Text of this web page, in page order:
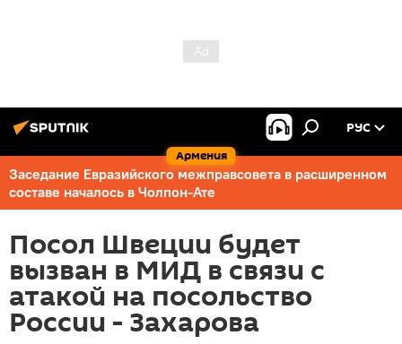
Армения
РУС
Заседание Евразийского межправсовета в расширенном
составе началось в Чолпон-Ате
Посол Швеции будет
вызван в МИД в связи с
атакой на посольство
России - Захарова